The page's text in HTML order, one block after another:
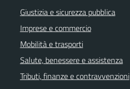
Giustizia e sicurezza pubblica
Imprese e commercio
Mobilità e trasporti
Salute, benessere e assistenza
Tributi, finanze e contravvenzioni